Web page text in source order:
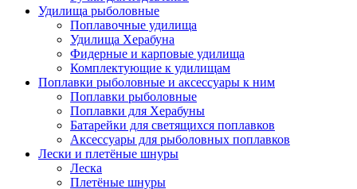
Удилища рыболовные
Поплавочные удилища
Удилища Херабуна
Фидерные и карповые удилища
Комплектующие к удилищам
Поплавки рыболовные и аксессуары к ним
Поплавки рыболовные
Поплавки для Херабуны
Батарейки для светящихся поплавков
Аксессуары для рыболовных поплавков
Лески и плетёные шнуры
Леска
Плетёные шнуры